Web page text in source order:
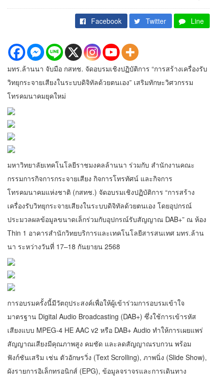
Facebook Twitter Line
มทร.ล้านนา จับมือ กสทช. จัดอบรมเชิงปฏิบัติการ “การสร้างเครื่องรับ
วิทยุกระจายเสียงในระบบดิจิทัลด้วยตนเอง” เสริมทักษะวิศวกรรม
โทรคมนาคมยุคใหม่
มหาวิทยาลัยเทคโนโลยีราชมงคลล้านนา ร่วมกับ สำนักงานคณะ
กรรมการกิจการกระจายเสียง กิจการโทรทัศน์ และกิจการ
โทรคมนาคมแห่งชาติ (กสทช.) จัดอบรมเชิงปฏิบัติการ “การสร้าง
เครื่องรับวิทยุกระจายเสียงในระบบดิจิทัลด้วยตนเอง โดยอุปกรณ์
ประมวลผลข้อมูลขนาดเล็กร่วมกับอุปกรณ์รับสัญญาณ DAB+” ณ ห้อง
Thin 1 อาคารสำนักวิทยบริการและเทคโนโลยีสารสนเทศ มทร.ล้าน
นา ระหว่างวันที่ 17–18 กันยายน 2568
การอบรมครั้งนี้มีวัตถุประสงค์เพื่อให้ผู้เข้าร่วมการอบรมเข้าใจ
มาตรฐาน Digital Audio Broadcasting (DAB+) ซึ่งใช้การเข้ารหัส
เสียงแบบ MPEG-4 HE AAC v2 หรือ DAB+ Audio ทำให้การเผยแพร่
สัญญาณเสียงมีคุณภาพสูง คมชัด และลดสัญญาณรบกวน พร้อม
ฟังก์ชันเสริม เช่น ตัวอักษรวิ่ง (Text Scrolling), ภาพนิ่ง (Slide Show),
ผังรายการอิเล็กทรอนิกส์ (EPG), ข้อมูลจราจรและการเดินทาง